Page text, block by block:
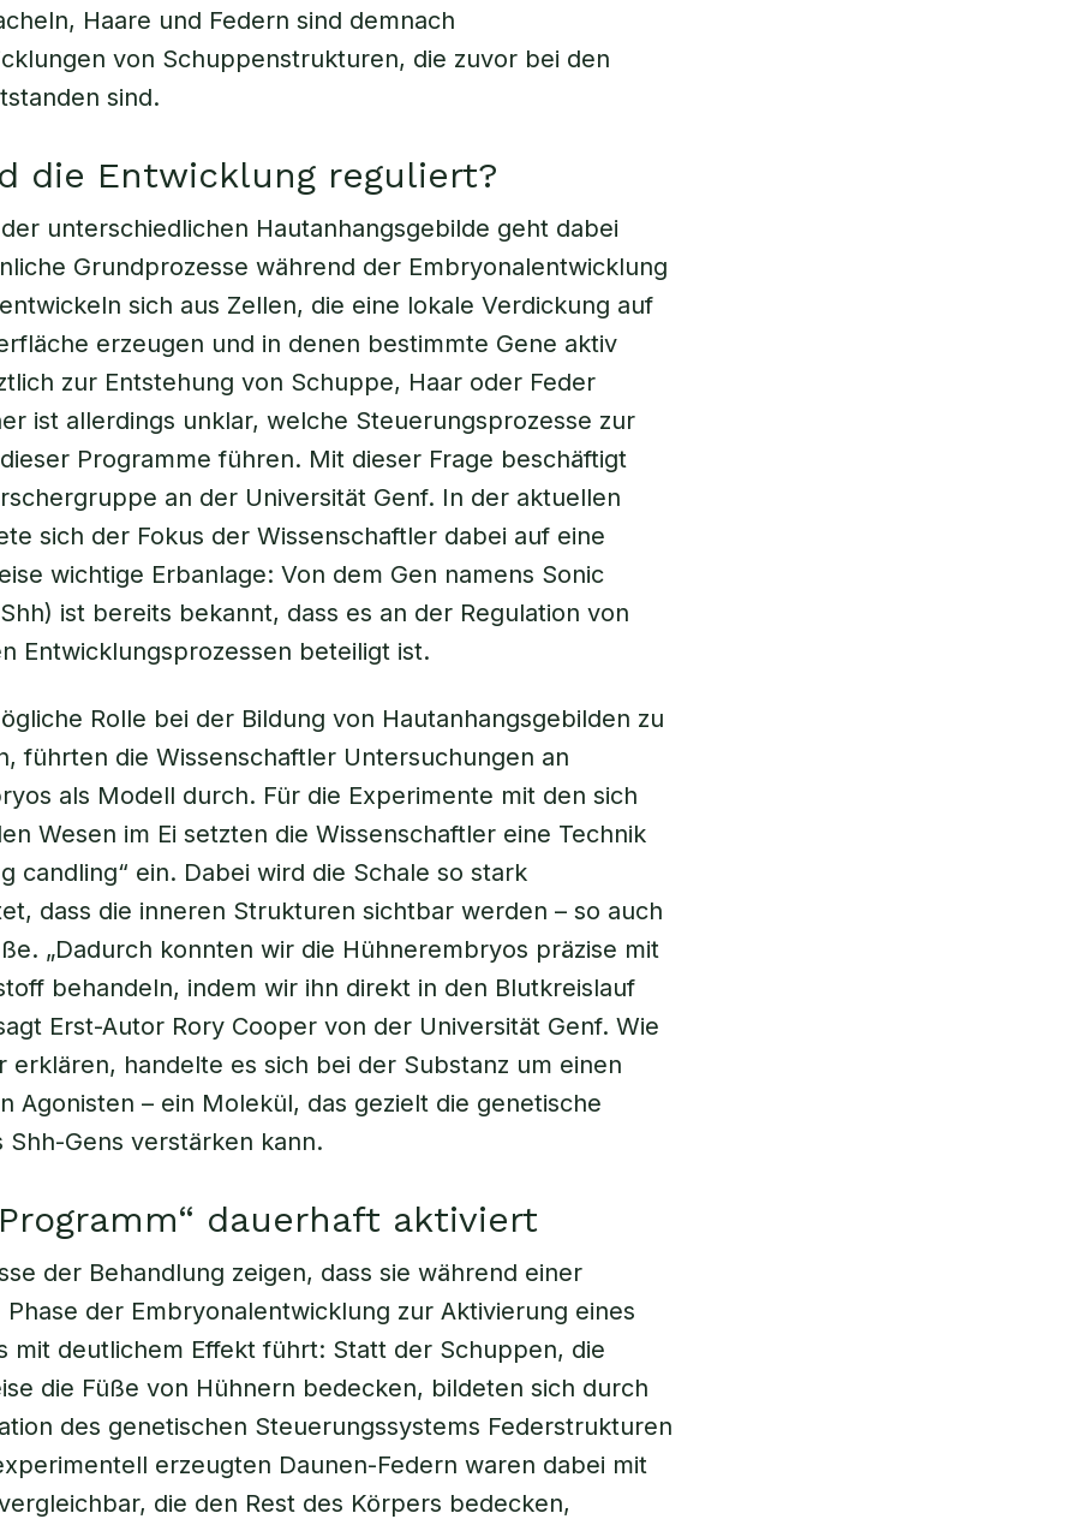
Haare und Federn sind demnach
von Schuppenstrukturen, die zuvor bei den
sind.
die Entwicklung reguliert?
unterschiedlichen Hautanhangsgebilde geht dabei
Grundprozesse während der Embryonalentwicklung
sich aus Zellen, die eine lokale Verdickung auf
erzeugen und in denen bestimmte Gene aktiv
zur Entstehung von Schuppe, Haar oder Feder
ist allerdings unklar, welche Steuerungsprozesse zur
Programme führen. Mit dieser Frage beschäftigt
an der Universität Genf. In der aktuellen
sich der Fokus der Wissenschaftler dabei auf eine
wichtige Erbanlage: Von dem Gen namens Sonic
ist bereits bekannt, dass es an der Regulation von
Entwicklungsprozessen beteiligt ist.
Rolle bei der Bildung von Hautanhangsgebilden zu
führten die Wissenschaftler Untersuchungen an
als Modell durch. Für die Experimente mit den sich
Wesen im Ei setzten die Wissenschaftler eine Technik
candling“ ein. Dabei wird die Schale so stark
dass die inneren Strukturen sichtbar werden – so auch
„Dadurch konnten wir die Hühnerembryos präzise mit
behandeln, indem wir ihn direkt in den Blutkreislauf
Erst-Autor Rory Cooper von der Universität Genf. Wie
erklären, handelte es sich bei der Substanz um einen
Agonisten – ein Molekül, das gezielt die genetische
Shh-Gens verstärken kann.
dauerhaft aktiviert
der Behandlung zeigen, dass sie während einer
der Embryonalentwicklung zur Aktivierung eines
mit deutlichem Effekt führt: Statt der Schuppen, die
die Füße von Hühnern bedecken, bildeten sich durch
des genetischen Steuerungssystems Federstrukturen
erzeugten Daunen-Federn waren dabei mit
die den Rest des Körpers bedecken,